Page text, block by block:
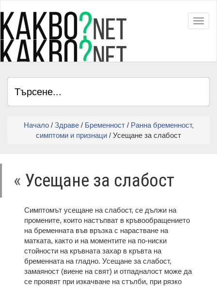
Начало/ Здраве/ Бременност/ Ранна бременност,
симптоми и признаци / Усещане за слабост
« Усещане за слабост
Симптомът усещане на слабост, се дължи на
промените, които настъпват в кръвообращението
на бременната във връзка с нарастване на
матката, както и на моментите на по-ниски
стойности на кръвната захар в кръвта на
бременната на гладно. Усещане за слабост,
замаяност (виене на свят) и отпадналост може да
се проявят при изкачване на стълби, при рязко